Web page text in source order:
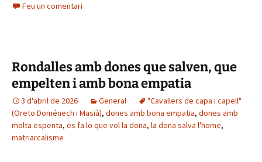
Feu un comentari
Rondalles amb dones que salven, que
empelten i amb bona empatia
3 d'abril de 2026 General
"Cavallers de capa i capell"
(Oreto Doménech i Masià), dones amb bona empatia, dones amb
molta espenta, es fa lo que vol la dona, la dona salva l'home,
matriarcalisme